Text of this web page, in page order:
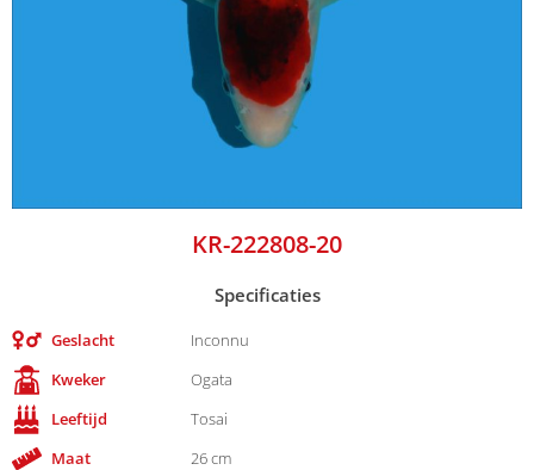
KR-222808-20
Specificaties
Geslacht
Inconnu
Kweker
Ogata
Leeftijd
Tosai
Maat
26 cm